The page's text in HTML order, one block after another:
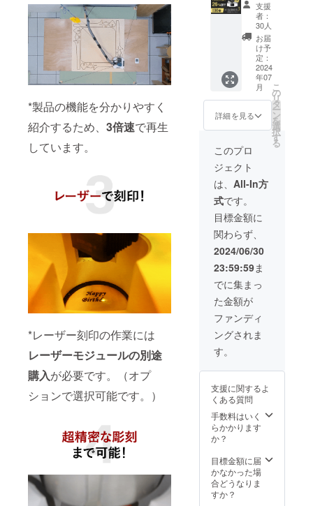
*製品の機能を分かりやすく
紹介するため、 3倍速で再生
しています。
*レーザー刻印の作業には
レーザーモジュールの別途
購入が必要です。（オプ
ションで選択可能です。）
す。 ※
ご注文
状況、
使用部
材の供
給状
況、製
造工程
上の都
合等に
が遅れ
があり
ます。
※皆様の
ご支援
により
量産効
率が向
上した
正規販
売価格
が販売
予定価
格より
下がる
可能性
す。
ジュー
ルはオ
プショ
ンにて
別途ご
支援い
ただけ
ます。
※設定に
て英語
国語な
更する
ことが
できま
す。 ※
ご注文
状況、
使用部
材の供
況、製
造工程
上の都
合等に
より出
荷時期
が遅れ
ます。
※皆様の
ご支援
により
量産効
率が向
正規販
売価格
が販売
込です
※トリ
マーと
レー
ザーモ
ジュー
ルは付
属して
いませ
ん。
ジュー
プショ
ンにて
別途ご
支援い
ただけ
ます。
※設定に
て英語
語、韓
国語な
どに変
更する
ことが
できま
す。 ※
使用部
材の供
給状
況、製
造工程
上の都
荷時期
が遅れ
る場合
の製品
は単品
ではご
支援い
ただけ
ませ
ん。
Cubiio
Xにご支
援いた
だいた
のオプ
ション
製品で
す。
「まと
め支
援」を
利用し
て、本
体と
セット
で支援
くださ
いま
せ。 ※
ご注文
状況、
使用部
況、製
上の都
合等に
より出
荷時期
があり
ます。
※皆様の
業面積
120x12
0cm）1
個 【一
般販売
予定価
400,000
円の
26％OF
F】
ト内
容】 本
体x1
ACアダ
プター
x1 電源
コード
x1 USB
ケーブ
ル
（5m）
x1 ベル
ト固定
用アン
カーx4
厚み調
整用
ワッ
ホース
タx1 マ
キタ
ツール
ボック
用ビッ
トセッ
ト(3
支援
者：
30人
お届
け予
定：
2024
年07
月
詳細を見る
こ
の
リ
タ
ー
ン
を
選
択
す
る
このプロ
ジェクト
は、 All-In方
式です。
目標金額に
関わらず、
2024/06/30
23:59:59ま
でに集まっ
た金額が
ファンディ
ングされま
す。
支援に関するよ
くある質問
手数料はいく
らかかります
か？
目標金額に届
かなかった場
合どうなりま
すか？